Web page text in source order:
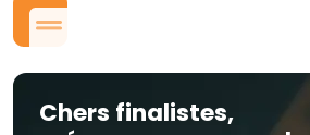
Chers finalistes,